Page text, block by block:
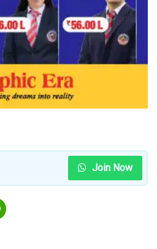
Join Now